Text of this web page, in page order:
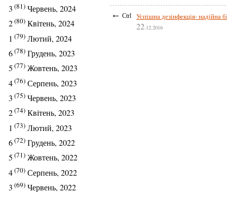
3 (81) Червень, 2024
2(80) Квітень, 2024
1 (79) Лютий, 2024
6(78) Грудень, 2023
5 (77) Жовтень, 2023
4(76) Серпень, 2023
3 (75) Червень, 2023
2(74) Квітень, 2023
1 (73) Лютий, 2023
6(72) Грудень, 2022
5 (71) Жовтень, 2022
4(70) Серпень, 2022
3 (69) Червень, 2022
← Ctrl Успішна дезінфекція- надійна
22 .12.2016